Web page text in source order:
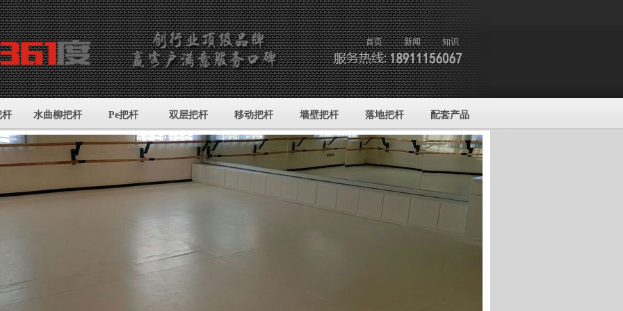
首页 新闻 知识
杆 水曲柳把杆 Pe把杆 双层把杆 移动把杆 墙壁把杆 落地把杆 配套产品